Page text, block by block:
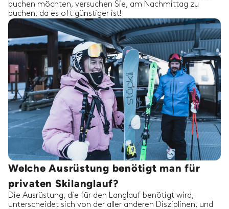
buchen möchten, versuchen Sie, am Nachmittag zu
buchen, da es oft günstiger ist!
Welche Ausrüstung benötigt man für
privaten Skilanglauf?
Die Ausrüstung, die für den Langlauf benötigt wird,
unterscheidet sich von der aller anderen Disziplinen, und